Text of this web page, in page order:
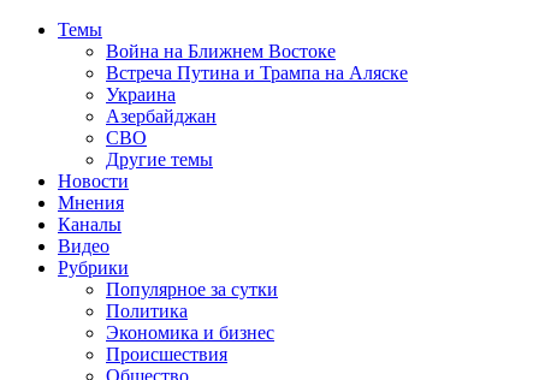
Темы
Война на Ближнем Востоке
Встреча Путина и Трампа на Аляске
Украина
Азербайджан
СВО
Другие темы
Новости
Мнения
Каналы
Видео
Рубрики
Популярное за сутки
Политика
Экономика и бизнес
Происшествия
Общество